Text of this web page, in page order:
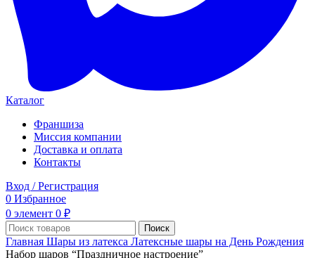
Каталог
Франшиза
Миссия компании
Доставка и оплата
Контакты
Вход / Регистрация
0 Избранное
0 элемент 0 ₽
Поиск
Главная Шары из латекса Латексные шары на День Рождения
Набор шаров “Праздничное настроение”